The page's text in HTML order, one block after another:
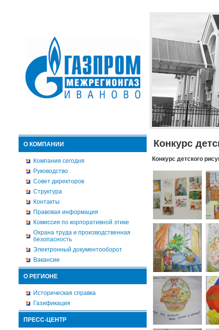
О КОМПАНИИ
Компания сегодня
Руководство
Совет директоров
Структура
Контакты
Правовая информация
Комиссия по корпоративной этике
Охрана труда и производственная
безопасность
Электронный документооборот
Вакансии
О РЕГИОНЕ
Историческая справка
Газификация
ПРЕСС-ЦЕНТР
Конкурс
Конкурс детского